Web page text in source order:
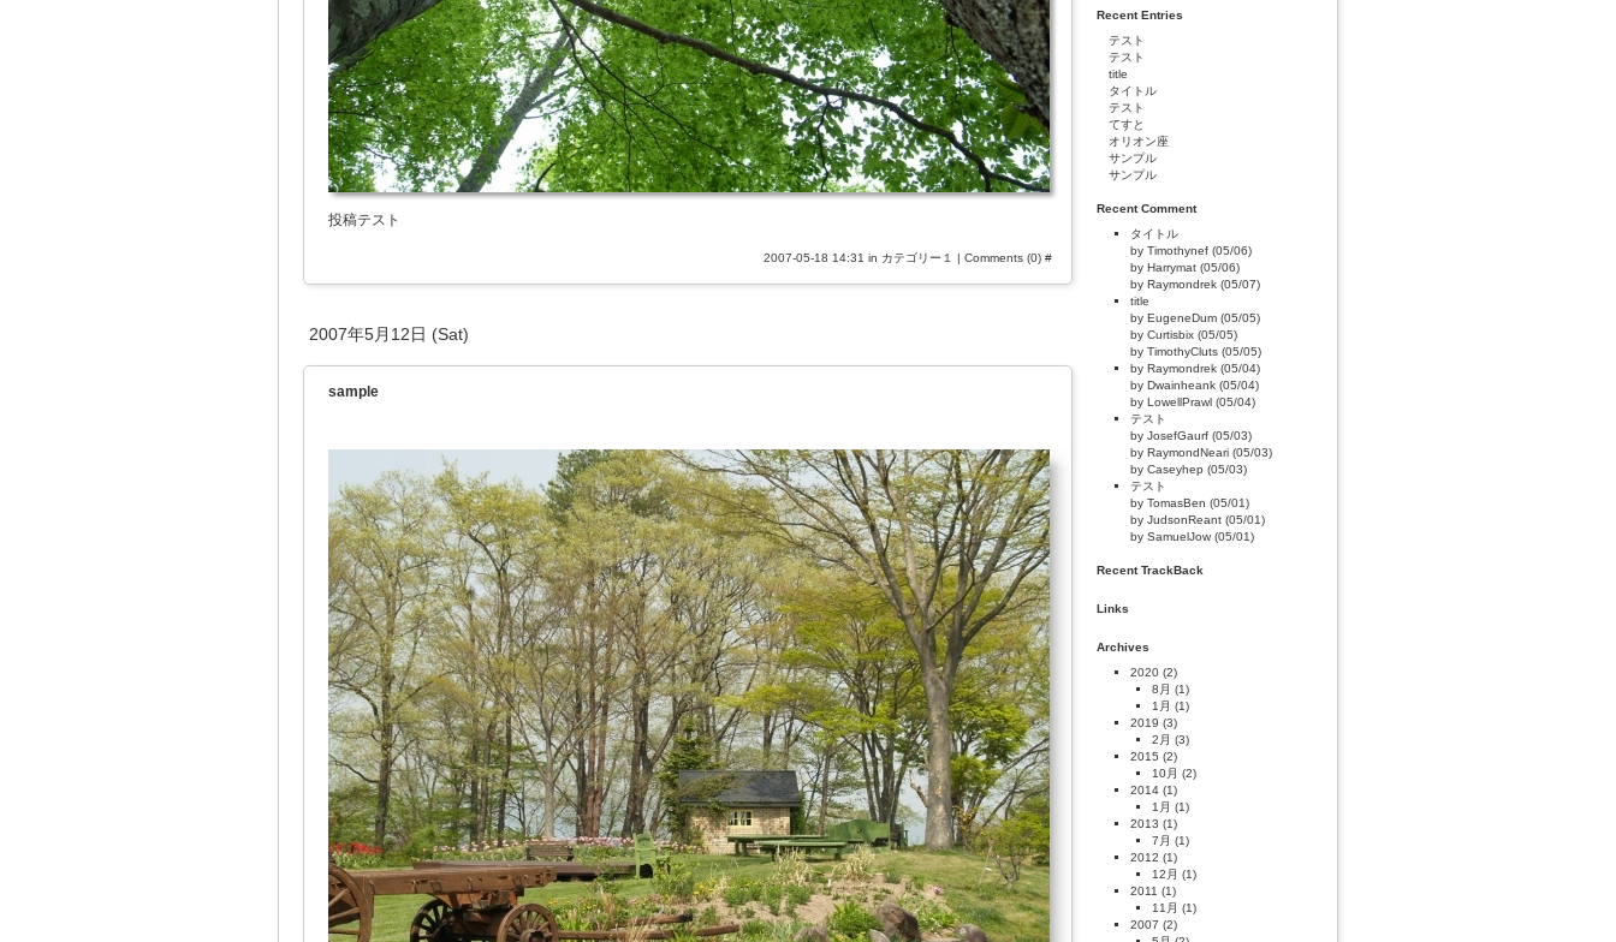
投稿テスト
2007-05-18 14:31 in カテゴリー１ | Comments (0) #
2007年5月12日 (Sat)
sample
Recent Entries
テスト
テスト
title
タイトル
テスト
てすと
オリオン座
サンプル
サンプル
Recent Comment
タイトル
by Timothynef (05/06)
by Harrymat (05/06)
by Raymondrek (05/07)
title
by EugeneDum (05/05)
by Curtisbix (05/05)
by TimothyCluts (05/05)
by Raymondrek (05/04)
by Dwainheank (05/04)
by LowellPrawl (05/04)
テスト
by JosefGaurf (05/03)
by RaymondNeari (05/03)
by Caseyhep (05/03)
テスト
by TomasBen (05/01)
by JudsonReant (05/01)
by SamuelJow (05/01)
Recent TrackBack
Links
Archives
2020 (2)
8月 (1)
1月 (1)
2019 (3)
2月 (3)
2015 (2)
10月 (2)
2014 (1)
1月 (1)
2013 (1)
7月 (1)
2012 (1)
12月 (1)
2011 (1)
11月 (1)
2007 (2)